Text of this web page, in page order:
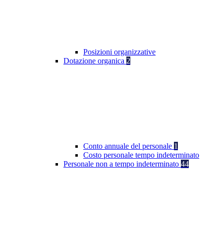
Posizioni organizzative
Dotazione organica 2
Conto annuale del personale 1
Costo personale tempo indeterminato
Personale non a tempo indeterminato 44